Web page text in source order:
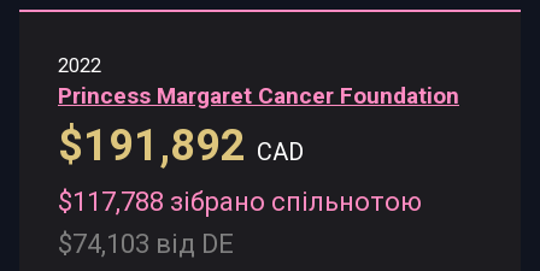
2022
Princess Margaret Cancer Foundation
$191,892 CAD
$117,788 зібрано спільнотою
$74,103 від DE